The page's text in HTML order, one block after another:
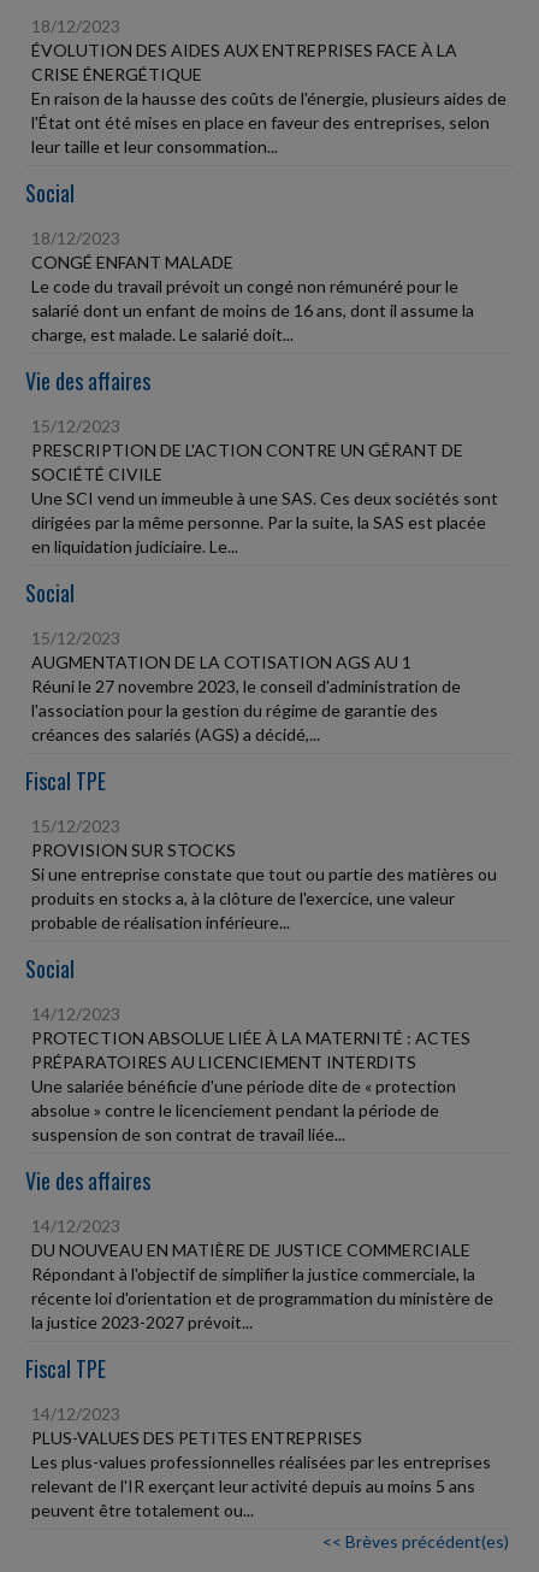
18/12/2023
ÉVOLUTION DES AIDES AUX ENTREPRISES FACE À LA
CRISE ÉNERGÉTIQUE
En raison de la hausse des coûts de l'énergie, plusieurs aides de
l'État ont été mises en place en faveur des entreprises, selon
leur taille et leur consommation...
Social
18/12/2023
CONGÉ ENFANT MALADE
Le code du travail prévoit un congé non rémunéré pour le
salarié dont un enfant de moins de 16 ans, dont il assume la
charge, est malade. Le salarié doit...
Vie des affaires
15/12/2023
PRESCRIPTION DE L'ACTION CONTRE UN GÉRANT DE
SOCIÉTÉ CIVILE
Une SCI vend un immeuble à une SAS. Ces deux sociétés sont
dirigées par la même personne. Par la suite, la SAS est placée
en liquidation judiciaire. Le...
Social
15/12/2023
AUGMENTATION DE LA COTISATION AGS AU 1
Réuni le 27 novembre 2023, le conseil d'administration de
l'association pour la gestion du régime de garantie des
créances des salariés (AGS) a décidé,...
Fiscal TPE
15/12/2023
PROVISION SUR STOCKS
Si une entreprise constate que tout ou partie des matières ou
produits en stocks a, à la clôture de l'exercice, une valeur
probable de réalisation inférieure...
Social
14/12/2023
PROTECTION ABSOLUE LIÉE À LA MATERNITÉ : ACTES
PRÉPARATOIRES AU LICENCIEMENT INTERDITS
Une salariée bénéficie d'une période dite de « protection
absolue » contre le licenciement pendant la période de
suspension de son contrat de travail liée...
Vie des affaires
14/12/2023
DU NOUVEAU EN MATIÈRE DE JUSTICE COMMERCIALE
Répondant à l'objectif de simplifier la justice commerciale, la
récente loi d'orientation et de programmation du ministère de
la justice 2023-2027 prévoit...
Fiscal TPE
14/12/2023
PLUS-VALUES DES PETITES ENTREPRISES
Les plus-values professionnelles réalisées par les entreprises
relevant de l'IR exerçant leur activité depuis au moins 5 ans
peuvent être totalement ou...
<< Brèves précédent(es)